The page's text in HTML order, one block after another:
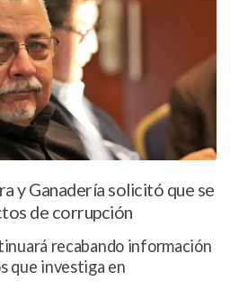
y Ganadería solicitó que se
de corrupción
recabando información
que investiga en